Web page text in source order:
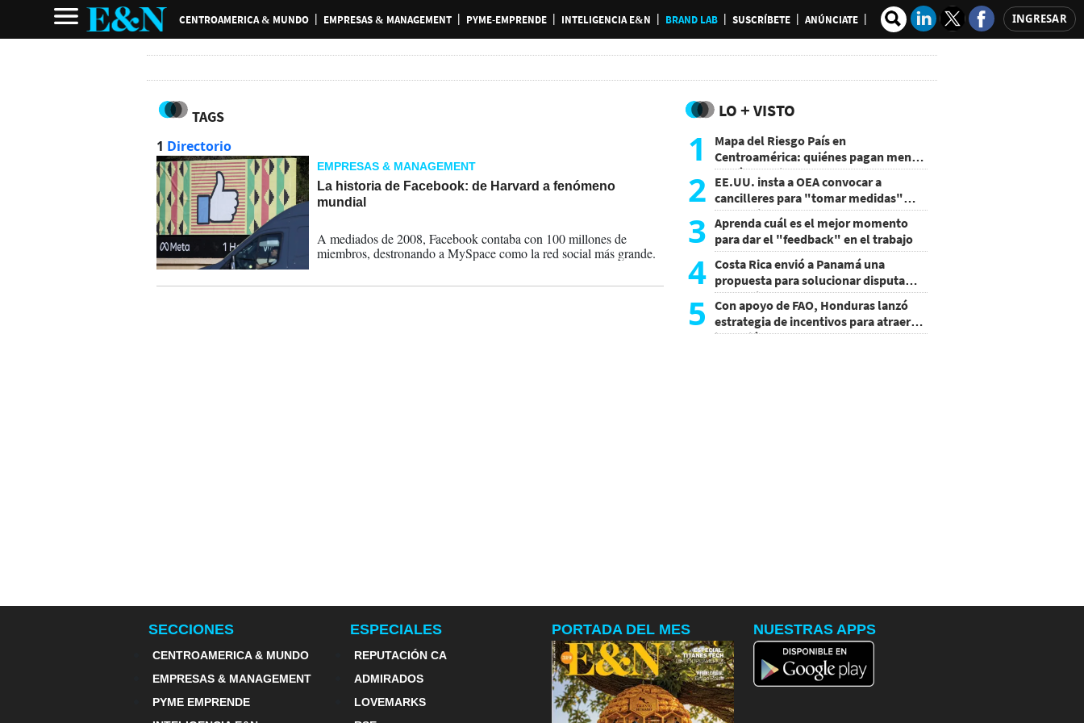
CENTROAMERICA & MUNDO EMPRESAS & MANAGEMENT PYME-EMPRENDE INTELIGENCIA E&N BRAND LAB SUSCRÍBETE ANÚNCIATE INGRESAR
TAGS
1 Directorio
EMPRESAS & MANAGEMENT
La historia de Facebook: de Harvard a fenómeno
mundial
A mediados de 2008, Facebook contaba con 100 millones de
miembros, destronando a MySpace como la red social más grande.
LO + VISTO
1
Mapa del Riesgo País en
Centroamérica: quiénes pagan menos
y cuáles mejoraron
2 EE.UU. insta a OEA convocar a
cancilleres para "tomar medidas"
sobre Nicaragua
3 Aprenda cuál es el mejor momento
para dar el "feedback" en el trabajo
4 Costa Rica envió a Panamá una
propuesta para solucionar disputa
comercial
5
Con apoyo de FAO, Honduras lanzó
estrategia de incentivos para atraer
inversión al agro
SECCIONES
CENTROAMERICA & MUNDO
EMPRESAS & MANAGEMENT
PYME EMPRENDE
ESPECIALES
REPUTACIÓN CA
ADMIRADOS
LOVEMARKS
PORTADA DEL MES NUESTRAS APPS